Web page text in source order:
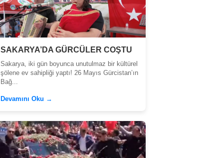
SAKARYA’DA GÜRCÜLER COŞTU
Sakarya, iki gün boyunca unutulmaz bir kültürel
şölene ev sahipliği yaptı! 26 Mayıs Gürcistan’ın
Bağ...
Devamını Oku →